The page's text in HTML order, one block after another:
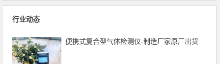
行业动态
便携式复合型气体检测仪-制造厂家原厂出货